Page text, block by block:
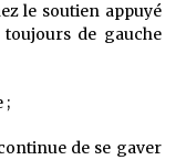
le soutien appuyé
de gauche
;
de se gaver